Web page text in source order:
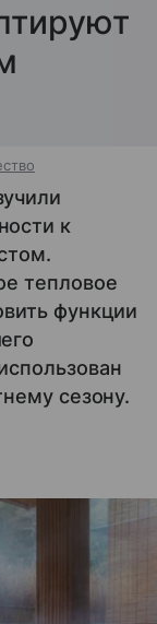
к
тепловое
функции
сезону.